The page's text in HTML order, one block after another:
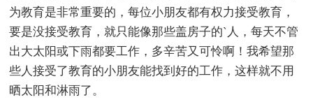
为教育是非常重要的，每位小朋友都有权力接受教育，
要是没接受教育，就只能像那些盖房子的`人，每天不管
出大太阳或下雨都要工作，多辛苦又可怜啊！我希望那
些人接受了教育的小朋友能找到好的工作，这样就不用
晒太阳和淋雨了。